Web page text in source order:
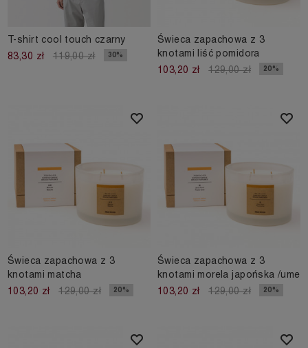
T-shirt cool touch czarny
83,30 zł
119,00 zł 30%
Świeca zapachowa z 3
knotami liść pomidora
103,20 zł
129,00 zł 20%
Świeca zapachowa z 3
knotami matcha
103,20 zł
129,00 zł 20%
Świeca zapachowa z 3
knotami morela japońska /ume
103,20 zł
129,00 zł 20%